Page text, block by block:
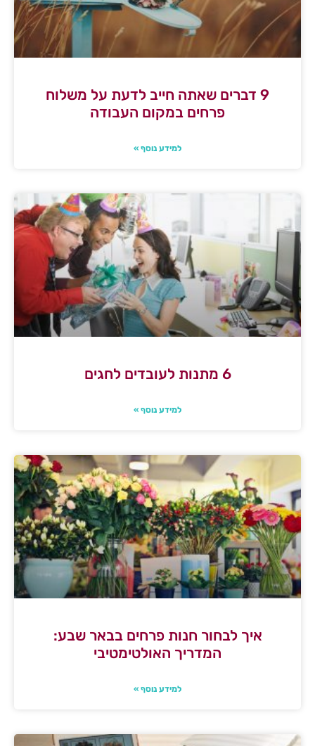
9 דברים שאתה חייב לדעת על משלוח
פרחים במקום העבודה
למידע נוסף »
6 מתנות לעובדים לחגים
למידע נוסף »
איך לבחור חנות פרחים בבאר שבע:
המדריך האולטימטיבי
למידע נוסף »